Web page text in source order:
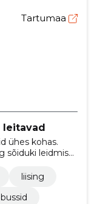
Tartumaa
leitavad
ühes kohas.
sõiduki leidmise
liising
bussid